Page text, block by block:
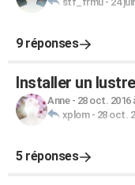
9 réponses
Installer un
Anne- 28 oct. 2016
xplom- 28 oct.
5 réponses